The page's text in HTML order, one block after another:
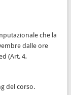
che la
dalle ore
(Art. 4,
del corso.